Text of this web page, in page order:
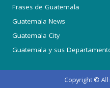
Frases de Guatemala
Guatemala News
Guatemala City
Guatemala y sus
Copyright ©